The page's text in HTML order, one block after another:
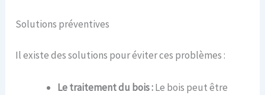
Solutions préventives
Il existe des solutions pour éviter ces problèmes :
Le traitement du bois :Le bois peut être